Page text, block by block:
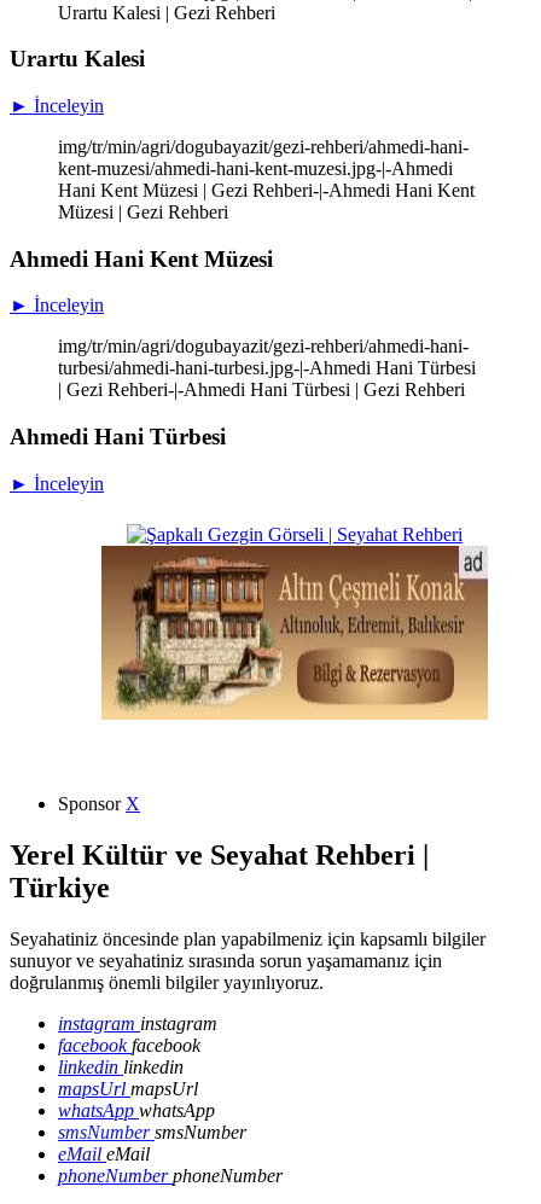
Urartu Kalesi | Gezi Rehberi
Urartu Kalesi
► İnceleyin
img/tr/min/agri/dogubayazit/gezi-rehberi/ahmedi-hani-
kent-muzesi/ahmedi-hani-kent-muzesi.jpg-|-Ahmedi
Hani Kent Müzesi | Gezi Rehberi-|-Ahmedi Hani Kent
Müzesi | Gezi Rehberi
Ahmedi Hani Kent Müzesi
► İnceleyin
img/tr/min/agri/dogubayazit/gezi-rehberi/ahmedi-hani-
turbesi/ahmedi-hani-turbesi.jpg-|-Ahmedi Hani Türbesi
| Gezi Rehberi-|-Ahmedi Hani Türbesi | Gezi Rehberi
Ahmedi Hani Türbesi
► İnceleyin
Sponsor X
Yerel Kültür ve Seyahat Rehberi |
Türkiye
Seyahatiniz öncesinde plan yapabilmeniz için kapsamlı bilgiler
sunuyor ve seyahatiniz sırasında sorun yaşamamanız için
doğrulanmış önemli bilgiler yayınlıyoruz.
instagram instagram
facebookfacebook
linkedin linkedin
mapsUrl mapsUrl
whatsApp whatsApp
smsNumbersmsNumber
eMail eMail
phoneNumberphoneNumber